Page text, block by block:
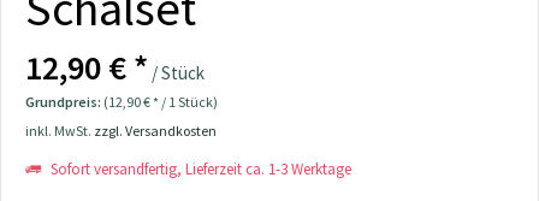
12,90 € * / Stück
Grundpreis: (12,90 € * / 1 Stück)
inkl. MwSt. zzgl. Versandkosten
Sofort versandfertig, Lieferzeit ca. 1-3 Werktage